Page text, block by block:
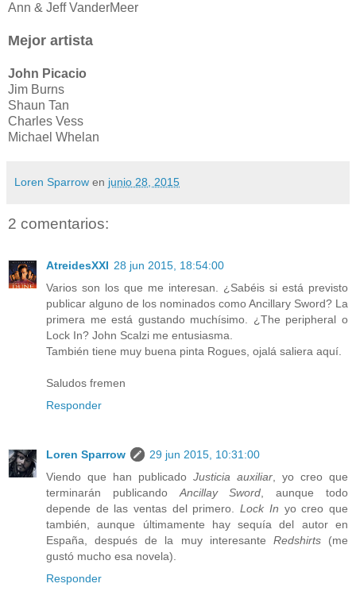
Ann & Jeff VanderMeer
Mejor artista
John Picacio
Jim Burns
Shaun Tan
Charles Vess
Michael Whelan
Loren Sparrow en junio 28, 2015
2 comentarios:
AtreidesXXI 28 jun 2015, 18:54:00
Varios son los que me interesan. ¿Sabéis si está previsto
publicar alguno de los nominados como Ancillary Sword? La
primera me está gustando muchísimo. ¿The peripheral o
Lock In? John Scalzi me entusiasma.
También tiene muy buena pinta Rogues, ojalá saliera aquí.
Saludos fremen
Responder
Loren Sparrow
29 jun 2015, 10:31:00
Viendo que han publicado Justicia auxiliar , yo creo que
terminarán publicando Ancillay Sword , aunque todo
depende de las ventas del primero.Lock In yo creo que
también, aunque últimamente hay sequía del autor en
España, después de la muy interesante Redshirts(me
gustó mucho esa novela).
Responder